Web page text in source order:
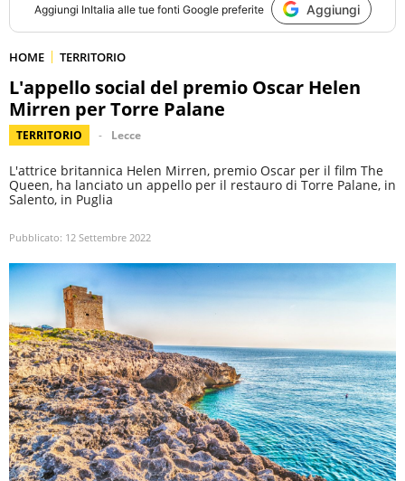
Aggiungi InItalia alle tue fonti Google preferite Aggiungi
HOME TERRITORIO
L'appello social del premio Oscar Helen
Mirren per Torre Palane
TERRITORIO Lecce
L'attrice britannica Helen Mirren, premio Oscar per il film The
Queen, ha lanciato un appello per il restauro di Torre Palane, in
Salento, in Puglia
Pubblicato: 12 Settembre 2022